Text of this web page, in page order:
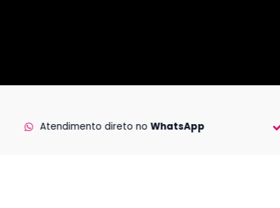
Atendimento direto no WhatsApp